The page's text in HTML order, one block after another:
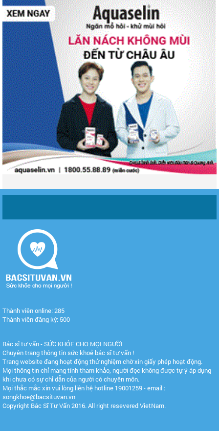
Thành viên online: 285
Thành viên đăng ký: 500
Bác sĩ tư vấn - SỨC KHỎE CHO MỌI NGƯỜI
Chuyên trang thông tin sức khoẻ bác sĩ tư vấn !
Trang website đang hoạt động thử nghiệm chờ xin giấy phép hoạt động.
Mọi thông tin chỉ mang tính tham khảo, người đọc không được tự ý áp dụng
khi chưa có sự chỉ dẫn của người có chuyên môn.
Mọi thắc mắc xin vui lòng liên hệ hotline 19001259 - email :
songkhoe@bacsituvan.vn
Copyright Bác Sĩ Tư Vấn 2016. All right resevered VietNam.